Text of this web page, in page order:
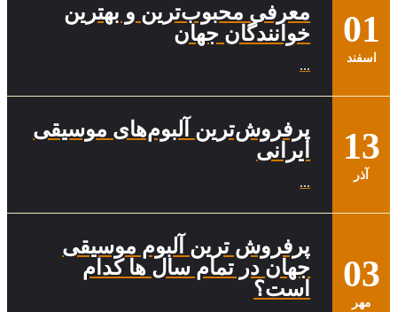
01
اسفند
معرفی محبوب‌ترین و بهترین
خوانندگان جهان
...
13
آذر
پرفروش‌ترین آلبوم‌های موسیقی
ایرانی
...
03
مهر
پرفروش ترین آلبوم موسیقی
جهان در تمام سال ها کدام
است؟